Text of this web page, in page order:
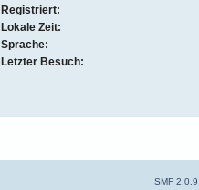
Registriert:
Lokale Zeit:
Sprache:
Letzter Besuch:
SMF 2.0.9